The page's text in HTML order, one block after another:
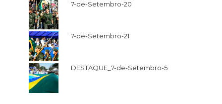
7-de-Setembro-20
7-de-Setembro-21
DESTAQUE_7-de-Setembro-5